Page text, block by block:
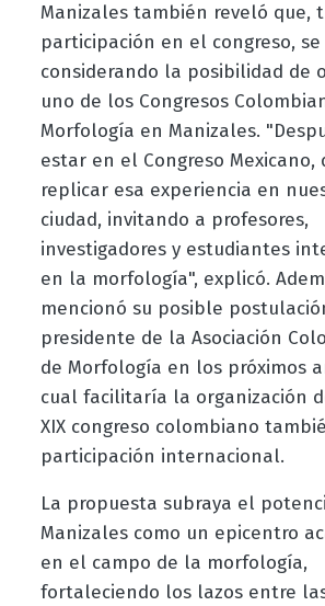
Manizalestambién reveló que,
participación en el congreso,
considerando la posibilidad de
uno de los Congresos
Morfología en Manizales.
estar en el Congreso Mexicano,
replicar esa experiencia en
ciudad, invitando a profesores,
investigadores y estudiantes
en la morfología", explicó.
mencionó su posible
presidente de la Asociación
de Morfología en los próximos
cual facilitaría la organización
XIX congreso colombiano
participación internacional.
La propuesta subraya el
Manizales como un epicentro
en el campo de la morfología,
fortaleciendo los lazos entre